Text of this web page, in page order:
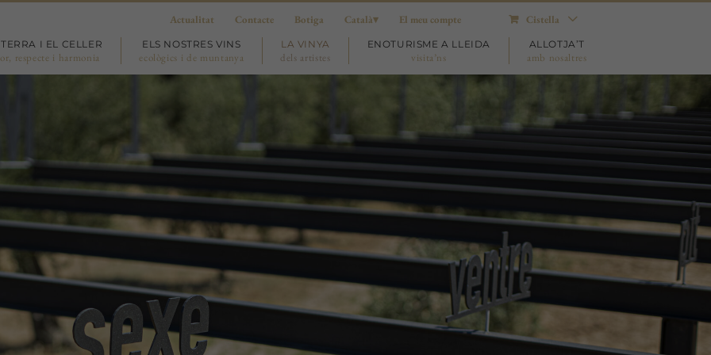
Actualitat Contacte Botiga Català El meu compte Cistella
I EL CELLER
respecte i harmonia
ELS NOSTRES VINS
ecològics i de muntanya
LA VINYA
dels artistes
ENOTURISME A LLEIDA
visita’ns
ALLOTJA’T
amb nosaltres